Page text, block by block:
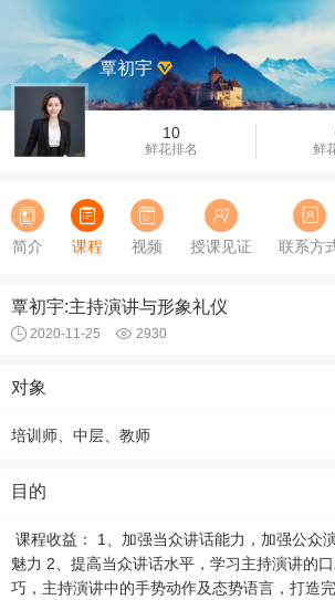
10
鲜花排名 鲜
覃初宇
简介 课程 视频 授课见证 联系方
覃初宇:主持演讲与形象礼仪
2020-11-25 2930
对象
培训师、中层、教师
目的
课程收益： 1、加强当众讲话能力，加强公众
魅力 2、提高当众讲话水平，学习主持演讲的
巧，主持演讲中的手势动作及态势语言，打造